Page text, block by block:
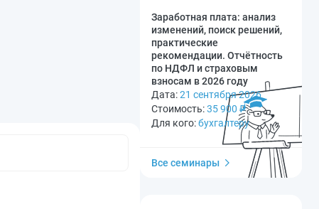
Заработная плата: анализ
изменений, поиск решений,
практические
рекомендации. Отчётность
по НДФЛ и страховым
взносам в 2026 году
Дата:21 сентября 2026
Стоимость:35 900 ₽
Для кого:бухгалтеру
Все семинары